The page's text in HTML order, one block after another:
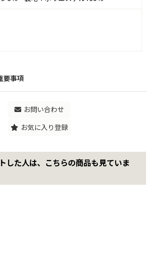
要事項
お問い合わせ
お気に入り登録
した人は、こちらの商品も見ていま